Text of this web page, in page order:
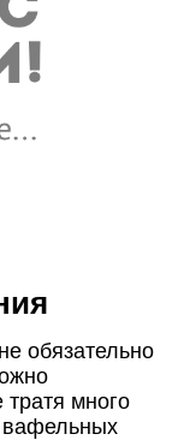
обязательно
тратя много
вафельных